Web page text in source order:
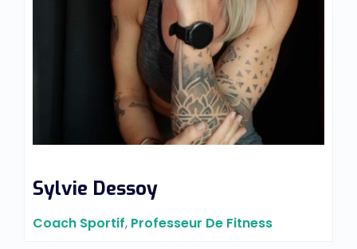
Sylvie Dessoy
Coach Sportif, Professeur De Fitness